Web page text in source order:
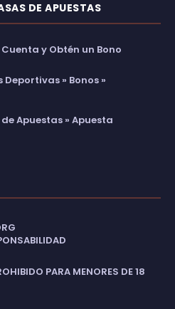
DE APUESTAS
y Obtén un Bono
Deportivas » Bonos »
Apuestas » Apuesta
PARA MENORES DE 18